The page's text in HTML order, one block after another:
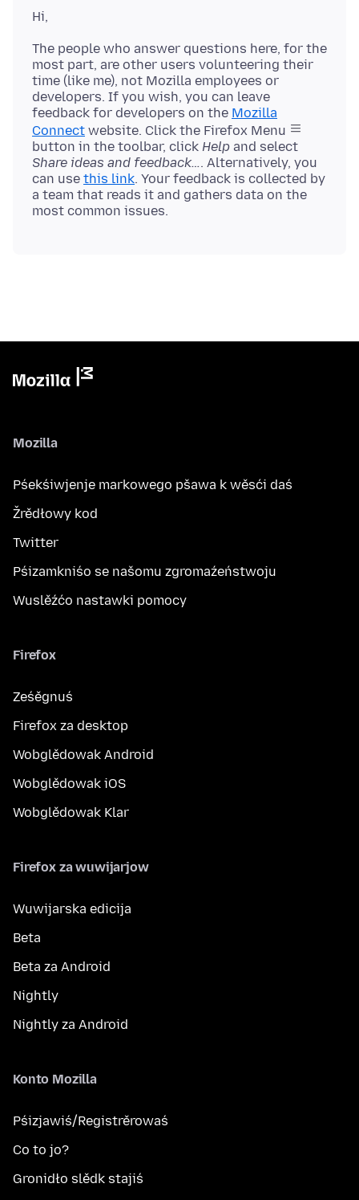
The people who answer questions here, for the
most part, are other users volunteering their
time (like me), not Mozilla employees or
developers. If you wish, you can leave
feedback for developers on the Mozilla
Connect website. Click the Firefox Menu
button in the toolbar, click Help and select
Share ideas and feedback…. Alternatively, you
can use this link. Your feedback is collected by
a team that reads it and gathers data on the
Mozilla
Pśekśiwjenje markowego pšawa k wěsći daś
Žrědłowy kod
Twitter
Pśizamkniśo se našomu zgromaźeństwoju
Wuslěźćo nastawki pomocy
Firefox
Ześěgnuś
Firefox za desktop
Wobglědowak Android
Wobglědowak iOS
Wobglědowak Klar
Firefox za wuwijarjow
Wuwijarska edicija
Beta
Beta za Android
Nightly
Nightly za Android
Konto Mozilla
Pśizjawiś/Registrěrowaś
Co to jo?
Gronidło slědk stajiś